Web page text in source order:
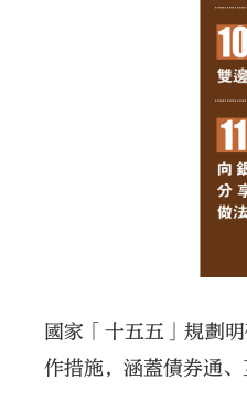
國家「十五五」規劃
作措施，涵蓋債券通